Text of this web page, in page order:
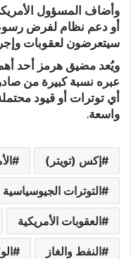
وأضاف المسؤول
أو دعم نظام لفرض
سيتعرضون لعقوبات
ويُعد مضيق هرمز أحد أهم
عبره نسبة كبيرة من
أي توترات أو قيود
واسعة.
إكس (تويتر)
التوترات الجيوسياسية
العقوبات الأمريكية
النفط والغاز